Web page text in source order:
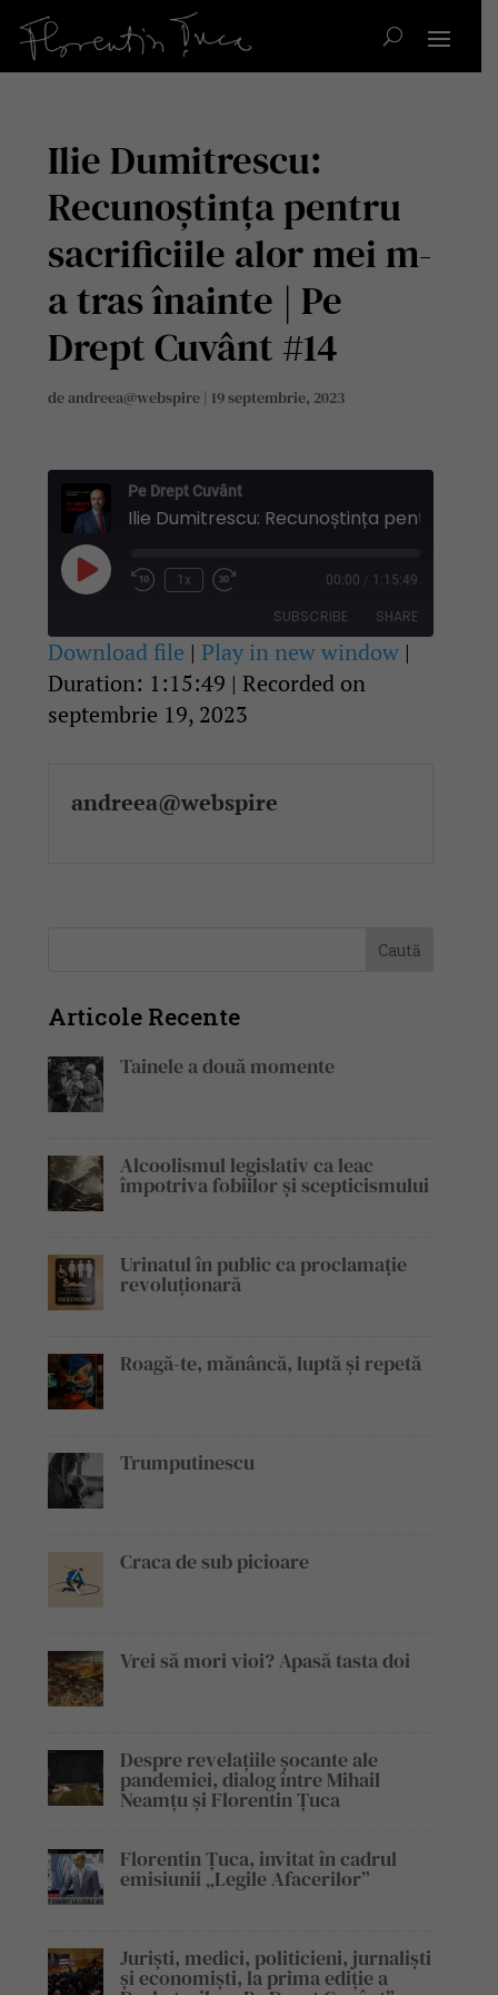
Ilie Dumitrescu:
Recunoștința pentru
sacrificiile alor mei m-
a tras înainte | Pe
Drept Cuvânt #14
deandreea@webspire | 19 septembrie, 2023
Pe Drept Cuvânt
Play
Episode
Rewind
1x
Fast
seconds
00:00 1:15:49
SUBSCRIBE SHARE
SHARE
LINK
Download file |Play in new window |
Duration: 1:15:49 |Recorded on
septembrie 19, 2023
andreea@webspire
Articole Recente
Tainele a două momente
Alcoolismul legislativ ca leac
împotriva fobiilor și scepticismului
Urinatul în public ca proclamație
revoluționară
Roagă-te, mănâncă, luptă și repetă
Trumputinescu
Craca de sub picioare
Vrei să mori vioi? Apasă tasta doi
Despre revelațiile șocante ale
pandemiei, dialog între Mihail
Neamțu și Florentin Țuca
Florentin Țuca, invitat în cadrul
emisiunii „Legile Afacerilor”
Juriști, medici, politicieni, jurnaliști
și economiști, la prima ediție a